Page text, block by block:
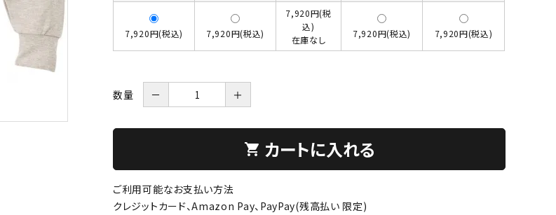
7,920円(税込) 7,920円(税込)
7,920円(税
込)
在庫なし
7,920円(税込) 7,920円(税込)
数量 － ＋
shopping_cart カートに入れる
ご利用可能なお支払い方法
クレジットカード、Amazon Pay、PayPay(残高払い 限定)